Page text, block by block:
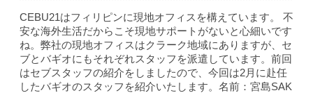
CEBU21はフィリピンに現地オフィスを構えています。 不
安な海外生活だからこそ現地サポートがないと心細いです
ね。弊社の現地オフィスはクラーク地域にありますが、セ
ブとバギオにもそれぞれスタッフを派遣しています。前回
はセブスタッフの紹介をしましたので、今回は2月に赴任
したバギオのスタッフを紹介いたします。名前：宮島SAK